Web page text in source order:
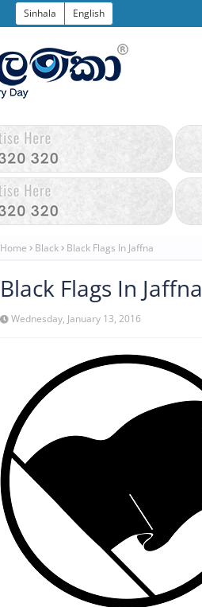
Sinhala English
Home Black Black Flags In Jaffna
Black Flags In Jaffna
Wednesday, January 13, 2016